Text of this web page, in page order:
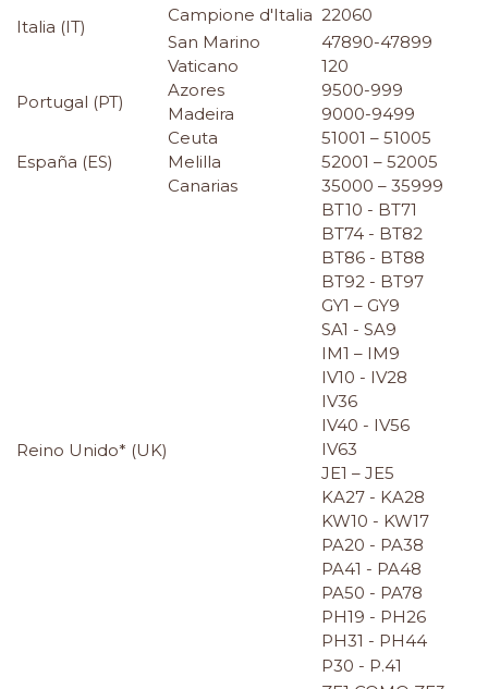
Italia (IT)
Campione d'Italia 22060
San Marino
47890-47899
Vaticano
120
Portugal (PT)
Azores
9500-999
Madeira
9000-9499
España (ES)
Ceuta
51001 – 51005
Melilla
52001 – 52005
Canarias
35000 – 35999
Reino Unido* (UK)
BT10 - BT71
BT74 - BT82
BT86 - BT88
BT92 - BT97
GY1 – GY9
SA1 - SA9
IM1 – IM9
IV10 - IV28
IV36
IV40 - IV56
IV63
JE1 – JE5
KA27 - KA28
KW10 - KW17
PA20 - PA38
PA41 - PA48
PA50 - PA78
PH19 - PH26
PH31 - PH44
P30 - P.41